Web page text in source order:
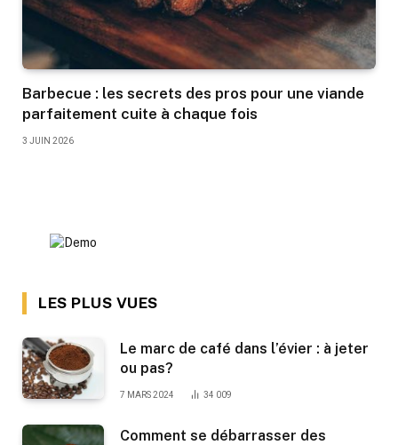
Barbecue : les secrets des pros pour une viande
parfaitement cuite à chaque fois
3 JUIN 2026
LES PLUS VUES
Le marc de café dans l’évier : à jeter
ou pas?
7 MARS 2024 34 009
Comment se débarrasser des